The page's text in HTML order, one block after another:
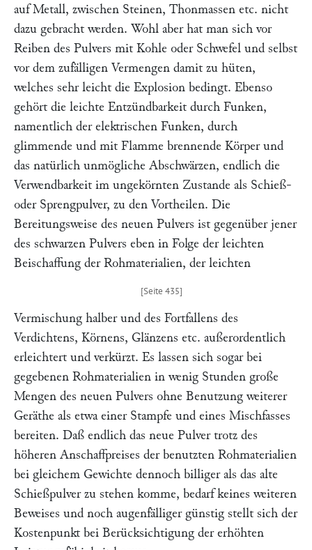
auf Metall, zwischen Steinen, Thonmassen etc. nicht
dazu gebracht werden. Wohl aber hat man sich vor
Reiben des Pulvers mit Kohle oder Schwefel und selbst
vor dem zufälligen Vermengen damit zu hüten,
welches sehr leicht die Explosion bedingt. Ebenso
gehört die leichte Entzündbarkeit durch Funken,
namentlich der elektrischen Funken, durch
glimmende und mit Flamme brennende Körper und
das natürlich unmögliche Abschwärzen, endlich die
Verwendbarkeit im ungekörnten Zustande als Schieß-
oder Sprengpulver, zu den Vortheilen. Die
Bereitungsweise des neuen Pulvers ist gegenüber jener
des schwarzen Pulvers eben in Folge der leichten
Beischaffung der Rohmaterialien, der leichten
Vermischung halber und des Fortfallens des
Verdichtens, Körnens, Glänzens etc. außerordentlich
erleichtert und verkürzt. Es lassen sich sogar bei
gegebenen Rohmaterialien in wenig Stunden große
Mengen des neuen Pulvers ohne Benutzung weiterer
Geräthe als etwa einer Stampfe und eines Mischfasses
bereiten. Daß endlich das neue Pulver trotz des
höheren Anschaffpreises der benutzten Rohmaterialien
bei gleichem Gewichte dennoch billiger als das alte
Schießpulver zu stehen komme, bedarf keines weiteren
Beweises und noch augenfälliger günstig stellt sich der
Kostenpunkt bei Berücksichtigung der erhöhten